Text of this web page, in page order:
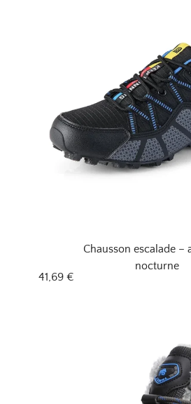
Chausson escalade –
nocturne
41,69 €